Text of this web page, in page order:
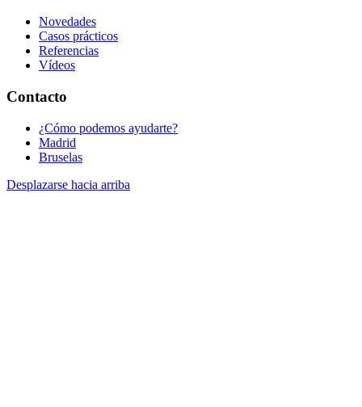
Novedades
Casos prácticos
Referencias
Vídeos
Contacto
¿Cómo podemos ayudarte?
Madrid
Bruselas
Desplazarse hacia arriba